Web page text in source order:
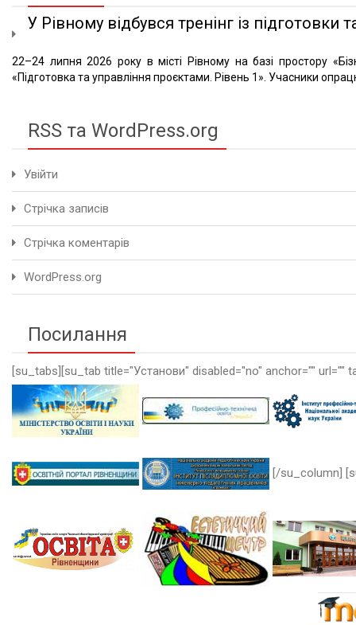
У Рівному відбувся тренінг із підготовки
22–24 липня 2026 року в місті Рівному на базі простору
«Підготовка та управління проєктами. Рівень 1». Учасники
RSS та WordPress.org
Увійти
Стрічка записів
Стрічка коментарів
WordPress.org
Посилання
[su_tabs][su_tab title="Установи" disabled="no" anchor=""
[/su_column]